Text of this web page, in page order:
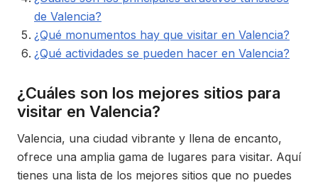
de Valencia?
¿Qué monumentos hay que visitar en Valencia?
¿Qué actividades se pueden hacer en Valencia?
¿Cuáles son los mejores sitios para
visitar en Valencia?
Valencia, una ciudad vibrante y llena de encanto,
ofrece una amplia gama de lugares para visitar. Aquí
tienes una lista de los mejores sitios que no puedes